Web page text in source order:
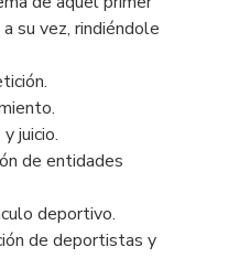
su vez, rindiéndole
juicio.
de entidades
deportivo.
de deportistas y